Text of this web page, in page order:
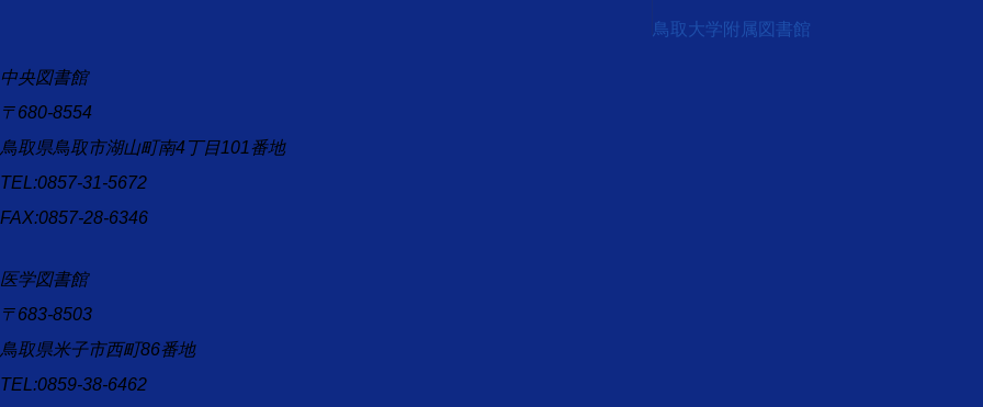
鳥取大学附属図書館
中央図書館
〒680-8554
鳥取県鳥取市湖山町南4丁目101番地
TEL:0857-31-5672
FAX:0857-28-6346
医学図書館
〒683-8503
鳥取県米子市西町86番地
TEL:0859-38-6462